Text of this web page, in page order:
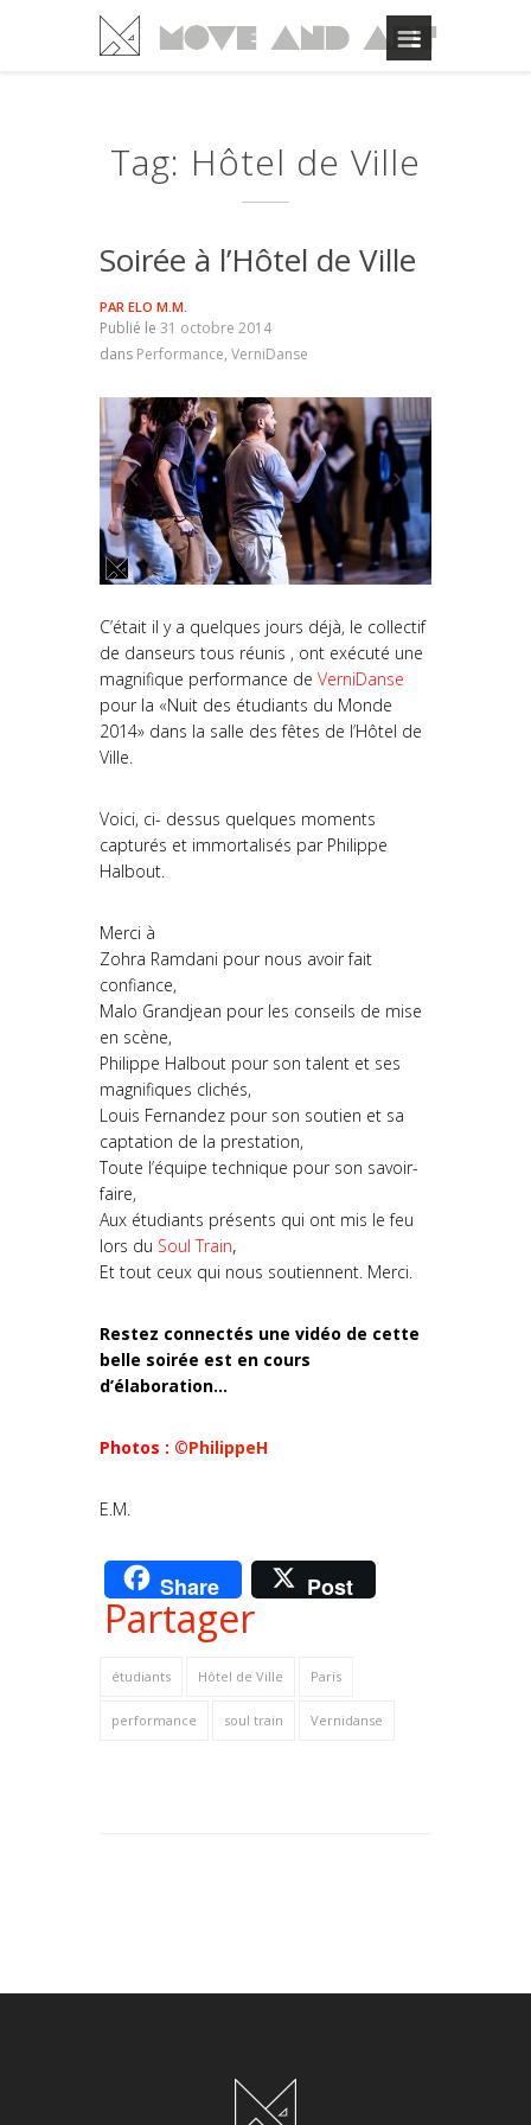
Tag: Hôtel de Ville
Soirée à l’Hôtel de Ville
PAR ELO M.M.
Publié le 31 octobre 2014
dans Performance, VerniDanse
C’était il y a quelques jours déjà, le collectif
de danseurs tous réunis , ont exécuté une
magnifique performance de VerniDanse
pour la «Nuit des étudiants du Monde
2014» dans la salle des fêtes de l’Hôtel de
Ville.
Voici, ci- dessus quelques moments
capturés et immortalisés par Philippe
Halbout.
Merci à
Zohra Ramdani pour nous avoir fait
confiance,
Malo Grandjean pour les conseils de mise
en scène,
Philippe Halbout pour son talent et ses
magnifiques clichés,
Louis Fernandez pour son soutien et sa
captation de la prestation,
Toute l’équipe technique pour son savoir-
faire,
Aux étudiants présents qui ont mis le feu
lors du Soul Train,
Et tout ceux qui nous soutiennent. Merci.
Restez connectés une vidéo de cette
belle soirée est en cours
d’élaboration…
Photos : ©PhilippeH
E.M.
Share Post
Partager
étudiants Hôtel de Ville Paris
performance soul train Vernidanse